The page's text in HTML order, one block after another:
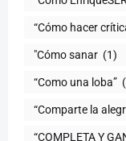
"Cómo sanar (1)
“Como una loba”
“Comparte la
“COMPLETA Y